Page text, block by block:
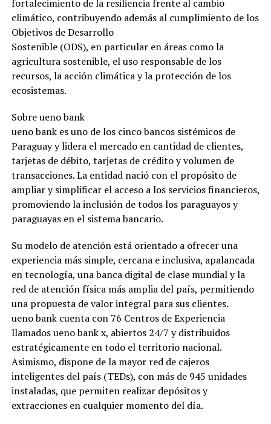
fortalecimiento de la resiliencia frente al cambio
climático, contribuyendo además al cumplimiento de los
Objetivos de Desarrollo
Sostenible (ODS), en particular en áreas como la
agricultura sostenible, el uso responsable de los
recursos, la acción climática y la protección de los
ecosistemas.
Sobre ueno bank
ueno bank es uno de los cinco bancos sistémicos de
Paraguay y lidera el mercado en cantidad de clientes,
tarjetas de débito, tarjetas de crédito y volumen de
transacciones. La entidad nació con el propósito de
ampliar y simplificar el acceso a los servicios financieros,
promoviendo la inclusión de todos los paraguayos y
paraguayas en el sistema bancario.
Su modelo de atención está orientado a ofrecer una
experiencia más simple, cercana e inclusiva, apalancada
en tecnología, una banca digital de clase mundial y la
red de atención física más amplia del país, permitiendo
una propuesta de valor integral para sus clientes.
ueno bank cuenta con 76 Centros de Experiencia
llamados ueno bank x, abiertos 24/7 y distribuidos
estratégicamente en todo el territorio nacional.
Asimismo, dispone de la mayor red de cajeros
inteligentes del país (TEDs), con más de 945 unidades
instaladas, que permiten realizar depósitos y
extracciones en cualquier momento del día.